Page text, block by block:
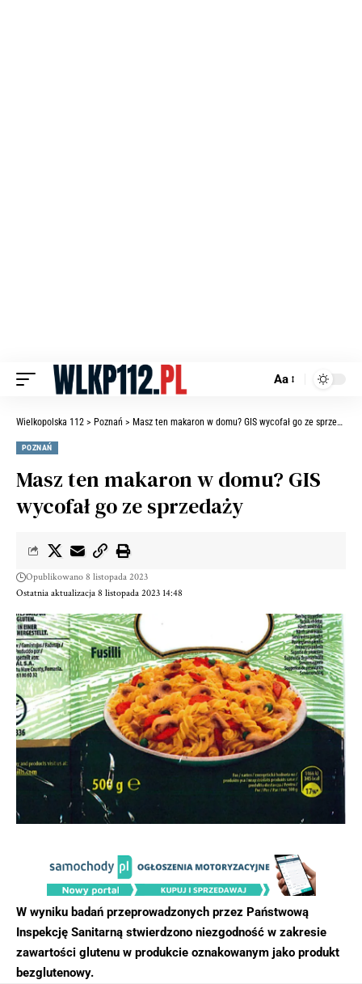
Aa
Wielkopolska 112 > Poznań > Masz ten makaron w domu? GIS wycofał go ze sprzedaży
POZNAŃ
Masz ten makaron w domu? GIS
wycofał go ze sprzedaży
Ostatnia aktualizacja 8 listopada 2023 14:48
Opublikowano 8 listopada 2023
W wyniku badań przeprowadzonych przez Państwową
Inspekcję Sanitarną stwierdzono niezgodność w zakresie
zawartości glutenu w produkcie oznakowanym jako produkt
bezglutenowy.